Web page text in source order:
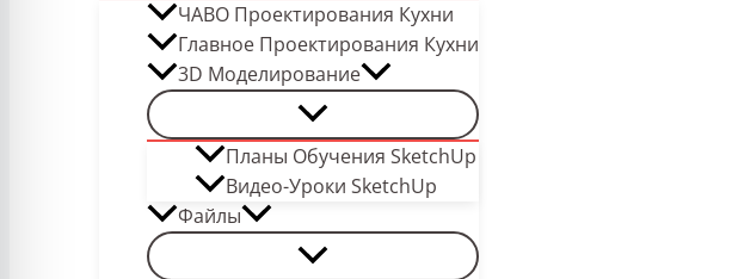
ЧАВО Проектирования Кухни
Главное Проектирования Кухни
3D Моделирование
Планы Обучения SketchUp
Видео-Уроки SketchUp
Файлы